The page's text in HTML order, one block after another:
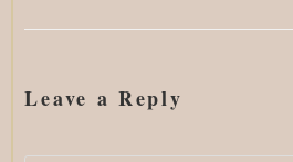
Leave a Reply